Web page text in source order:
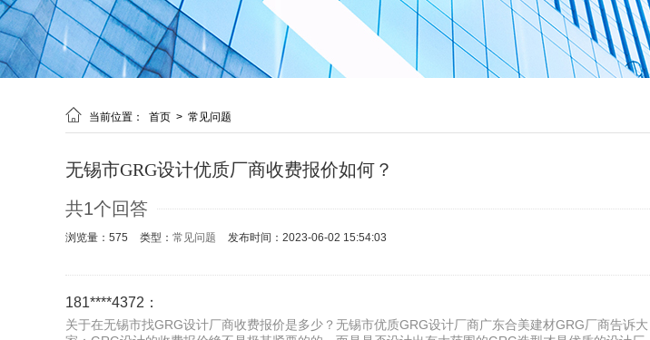
 当前位置： 首页 > 常见问题
无锡市GRG设计优质厂商收费报价如何？
共1个回答
浏览量：575 类型： 常见问题 发布时间：2023-06-02 15:54:03
181****4372：
关于在无锡市找GRG设计厂商收费报价是多少？无锡市优质GRG设计厂商广东合美建材GRG厂商告诉大